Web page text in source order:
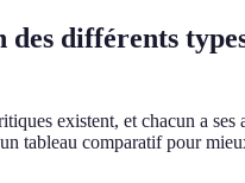
des différents
existent, et chacun a ses
tableau comparatif pour